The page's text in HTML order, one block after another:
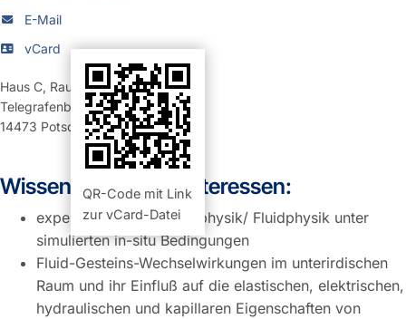
E-Mail
vCard
QR-Code mit Link
zur vCard-Datei
Haus C, Raum 224 (Büro)
Telegrafenberg
14473 Potsdam
Wissenschaftliche Interessen:
experimentelle Gesteinsphysik/ Fluidphysik unter
simulierten in-situ Bedingungen
Fluid-Gesteins-Wechselwirkungen im unterirdischen
Raum und ihr Einfluß auf die elastischen, elektrischen,
hydraulischen und kapillaren Eigenschaften von